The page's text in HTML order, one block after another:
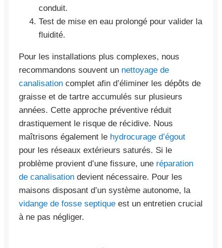
conduit.
Test de mise en eau prolongé pour valider la
fluidité.
Pour les installations plus complexes, nous
recommandons souvent un nettoyage de
canalisation complet afin d’éliminer les dépôts de
graisse et de tartre accumulés sur plusieurs
années. Cette approche préventive réduit
drastiquement le risque de récidive. Nous
maîtrisons également le hydrocurage d’égout
pour les réseaux extérieurs saturés. Si le
problème provient d’une fissure, une réparation
de canalisation devient nécessaire. Pour les
maisons disposant d’un système autonome, la
vidange de fosse septique est un entretien crucial
à ne pas négliger.